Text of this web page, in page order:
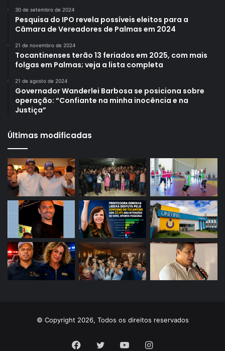
30 de setembro de 2024
Pesquisa do IPO revela possíveis eleitos para a
Câmara de Vereadores de Palmas em 2024
21 de novembro de 2024
Tocantinenses terão 13 feriados em 2025, com mais
folgas em Palmas; veja a lista completa
21 de agosto de 2024
Governador Wanderlei Barbosa se posiciona sobre
operação: “Confiante na minha inocência e na
Justiça”
Últimas modificadas
© Copyright 2026, Todos os direitos reservados
Facebook
Twitter YouTubeInstagram